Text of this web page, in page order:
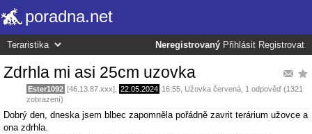
poradna.net
Neregistrovaný Přihlásit Registrovat
Zdrhla mi asi 25cm uzovka
Ester1092 [46.13.87.xxx], 22.05.2024 16:55 Užovka červená , 1 odpověď (1321
zobrazení)
Dobrý den, dneska jsem blbec zapomněla pořádně zavrit terárium užovce a
ona zdrhla.